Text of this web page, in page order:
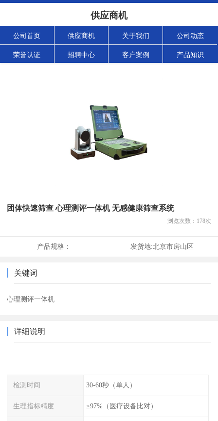
供应商机
公司首页 供应商机 关于我们 公司动态
荣誉认证 招聘中心 客户案例 产品知识
团体快速筛查 心理测评一体机 无感健康筛查系统
浏览次数： 178次
产品规格： 发货地:北京市房山区
关键词
心理测评一体机
详细说明
检测时间 30-60秒（单人）
生理指标精度 ≥97%（医疗设备比对）